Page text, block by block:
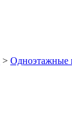
> Одноэтажные